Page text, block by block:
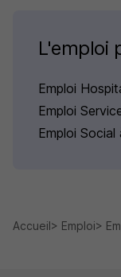
L'emploi
Emploi
Emploi
Emploi Social
Accueil Emploi